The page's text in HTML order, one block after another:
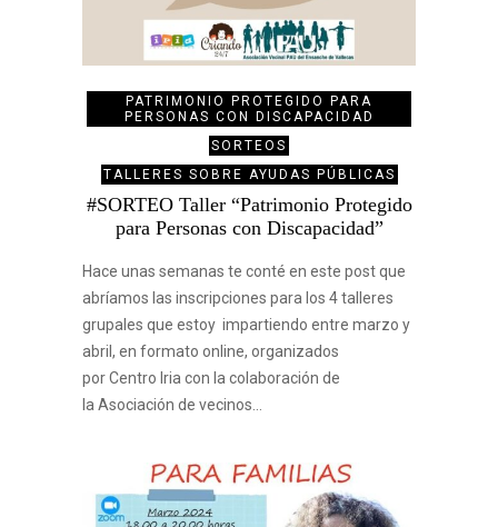
PATRIMONIO PROTEGIDO PARA
PERSONAS CON DISCAPACIDAD
SORTEOS
TALLERES SOBRE AYUDAS PÚBLICAS
#SORTEO Taller “Patrimonio Protegido
para Personas con Discapacidad”
Hace unas semanas te conté en este post que
abríamos las inscripciones para los 4 talleres
grupales que estoy impartiendo entre marzo y
abril, en formato online, organizados
por Centro Iria con la colaboración de
la Asociación de vecinos…